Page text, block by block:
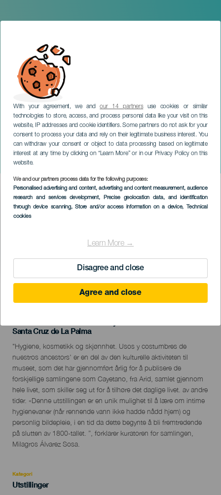
With your agreement, we andour 14 partnersuse cookies or similar
technologies to store, access, and process personal data like your visit on this
website, IP addresses and cookie identifiers. Some partners do not ask for your
consent to process your data and rely on their legitimate business interest. You
can withdraw your consent or object to data processing based on legitimate
interest at any time by clicking on “Learn More” or in our Privacy Policy on this
website.
We and our partners process data for the following purposes:
Personalised advertising and content, advertising and content measurement, audience
research and services development, Precise geolocation data, and identification
through device scanning, Store and/or access information on a device, Technical
cookies
Learn More →
Disagree and close
Agree and close
Utstilling av Hygiene,
kosmetikk og skjønnhet
LA PALMA
Imagen
Listado
TIDLIGERE AKTIVITET
Localidad
Santa Cruz de La Palma
Descripción
del
evento
"Hygiene, kosmetikk og skjønnhet. Usos y costumbres de
nuestros ancestors' er en del av den kulturelle aktiviteten til
museet, som det har gjennomført årlig for å publisere de
forskjellige samlingene som Cayetano, fra Arid, samlet gjennom
hele livet, som skiller seg ut for å tilhøre det daglige livet. av andre
tider. «Denne utstillingen er en unik mulighet til å lære om intime
hygienevaner (når rennende vann ikke hadde nådd hjem) og
personlig bildepleie, i en tid da dette begynte å bli fremtredende
på slutten av 1800-tallet. ”, forklarer kuratoren for samlingen,
Milagros Álvarez Sosa.
Kategori
Categoría
Utstillinger